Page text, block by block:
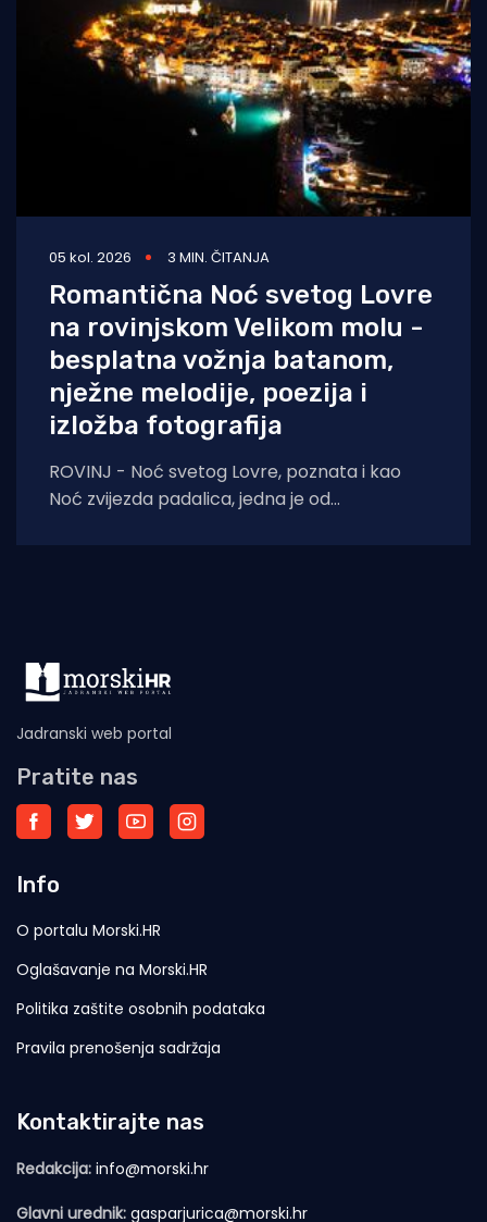
05 kol. 2026 3 MIN. ČITANJA
Romantična Noć svetog Lovre
na rovinjskom Velikom molu -
besplatna vožnja batanom,
nježne melodije, poezija i
izložba fotografija
ROVINJ - Noć svetog Lovre, poznata i kao
Noć zvijezda padalica, jedna je od
Jadranski web portal
Pratite nas
Info
O portalu Morski.HR
Oglašavanje na Morski.HR
Politika zaštite osobnih podataka
Pravila prenošenja sadržaja
Kontaktirajte nas
Redakcija: info@morski.hr
Glavni urednik: gasparjurica@morski.hr